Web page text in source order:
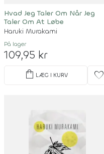
Hvad Jeg Taler Om Når Jeg
Taler Om At Løbe
Haruki Murakami
På lager
109,95 kr
shopping_bag LÆG I KURV favorite